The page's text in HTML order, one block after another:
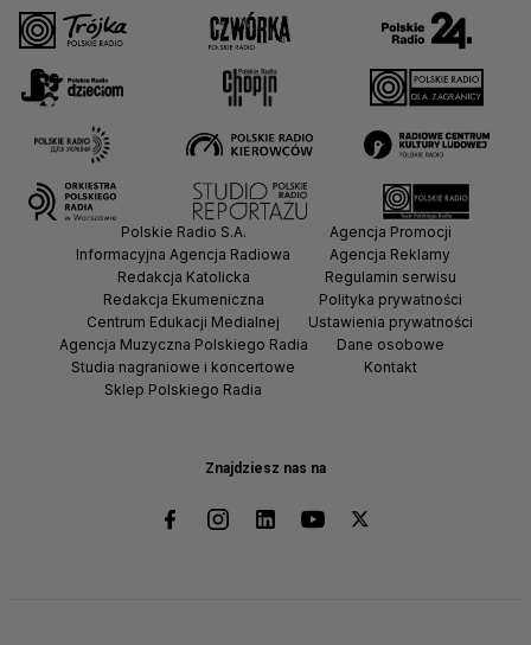
Znajdziesz nas na
Polskie Radio S.A.
Informacyjna Agencja Radiowa
Redakcja Katolicka
Redakcja Ekumeniczna
Centrum Edukacji Medialnej
Agencja Muzyczna Polskiego Radia
Studia nagraniowe i koncertowe
Sklep Polskiego Radia
Agencja Promocji
Agencja Reklamy
Regulamin serwisu
Polityka prywatności
Ustawienia prywatności
Dane osobowe
Kontakt